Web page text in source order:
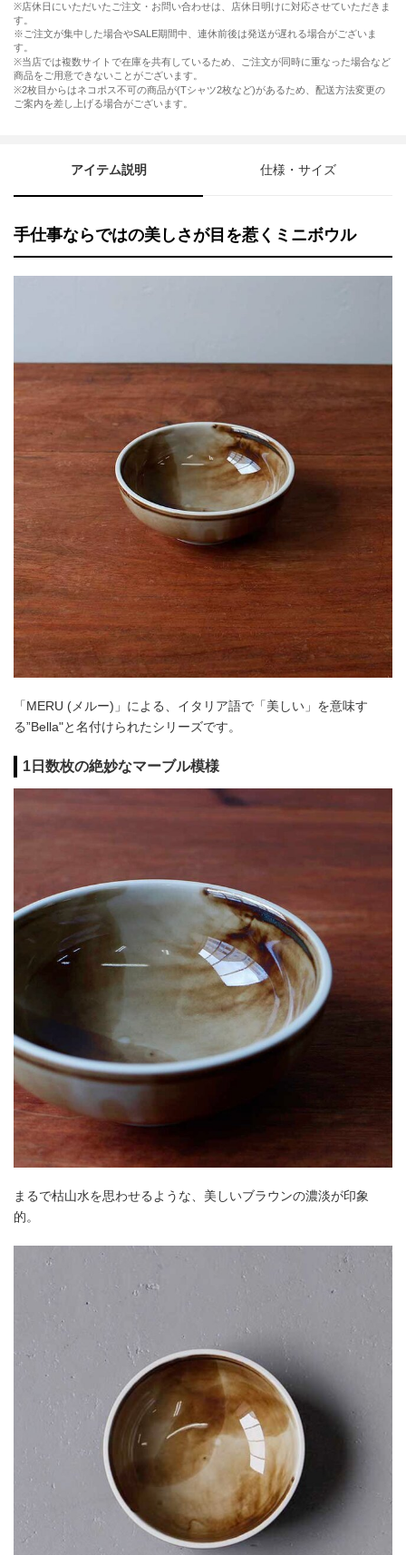
※店休日にいただいたご注文・お問い合わせは、店休日明けに対応させていただきま
す。
※ご注文が集中した場合やSALE期間中、連休前後は発送が遅れる場合がございま
す。
※当店では複数サイトで在庫を共有しているため、ご注文が同時に重なった場合など
商品をご用意できないことがございます。
※2枚目からはネコポス不可の商品が(Tシャツ2枚など)があるため、配送方法変更の
ご案内を差し上げる場合がございます。
アイテム説明 仕様・サイズ
手仕事ならではの美しさが目を惹くミニボウル
「MERU (メルー)」による、イタリア語で「美しい」を意味す
る”Bella"と名付けられたシリーズです。
1日数枚の絶妙なマーブル模様
まるで枯山水を思わせるような、美しいブラウンの濃淡が印象
的。